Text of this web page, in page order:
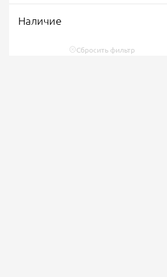
Наличие
Сбросить фильтр